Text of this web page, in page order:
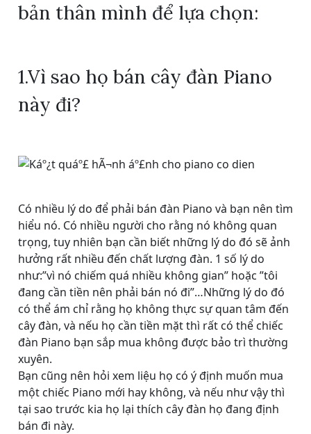
bản thân mình để lựa chọn:
1.Vì sao họ bán cây đàn Piano
này đi?
Có nhiều lý do để phải bán đàn Piano và bạn nên tìm
hiểu nó. Có nhiều người cho rằng nó không quan
trọng, tuy nhiên bạn cần biết những lý do đó sẽ ảnh
hưởng rất nhiều đến chất lượng đàn. 1 số lý do
như:”vì nó chiếm quá nhiều không gian” hoặc ”tôi
đang cần tiền nên phải bán nó đi”…Những lý do đó
có thể ám chỉ rằng họ không thực sự quan tâm đến
cây đàn, và nếu họ cần tiền mặt thì rất có thể chiếc
đàn Piano bạn sắp mua không được bảo trì thường
xuyên.
Bạn cũng nên hỏi xem liệu họ có ý định muốn mua
một chiếc Piano mới hay không, và nếu như vậy thì
tại sao trước kia họ lại thích cây đàn họ đang định
bán đi này.